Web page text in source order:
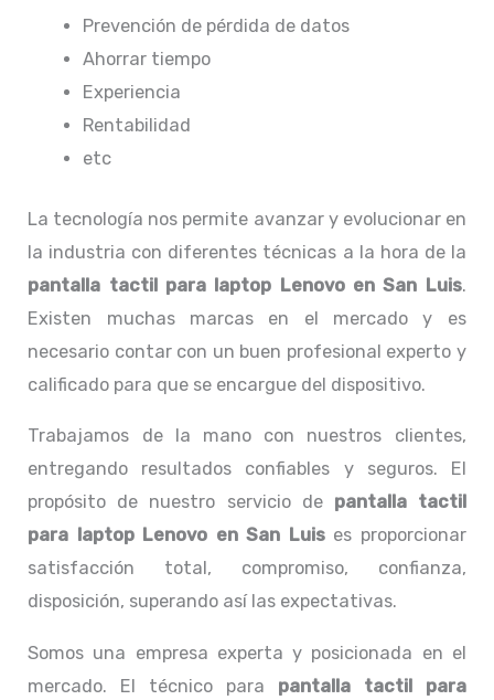
Prevención de pérdida de datos
Ahorrar tiempo
Experiencia
Rentabilidad
etc
La tecnología nos permite avanzar y evolucionar en
la industria con diferentes técnicas a la hora de la
pantalla tactil para laptop Lenovoen San Luis.
Existen muchas marcas en el mercado y es
necesario contar con un buen profesional experto y
calificado para que se encargue del dispositivo.
Trabajamos de la mano con nuestros clientes,
entregando resultados confiables y seguros. El
propósito de nuestro servicio de pantalla tactil
para laptop Lenovo en San Luises proporcionar
satisfacción total, compromiso, confianza,
disposición, superando así las expectativas.
Somos una empresa experta y posicionada en el
mercado. El técnico para pantalla tactil para